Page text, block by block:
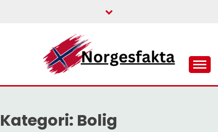
NORGESFAKTA
Kategori: Bolig